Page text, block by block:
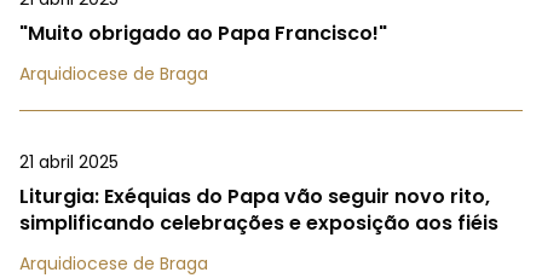
"Muito obrigado ao Papa Francisco!"
Arquidiocese de Braga
21 abril 2025
Liturgia: Exéquias do Papa vão seguir novo rito,
simplificando celebrações e exposição aos fiéis
Arquidiocese de Braga